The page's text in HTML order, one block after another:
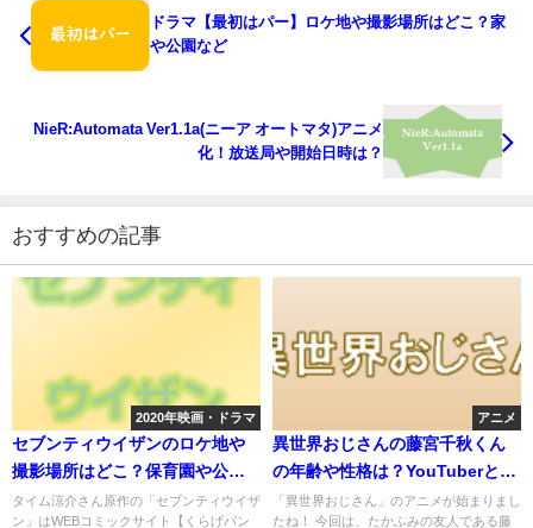
ドラマ【最初はパー】ロケ地や撮影場所はどこ？家
や公園など
NieR:Automata Ver1.1a(ニーア オートマタ)アニメ
化！放送局や開始日時は？
おすすめの記事
2020年映画・ドラマ
セブンティウイザンのロケ地や
撮影場所はどこ？保育園や公園
など
タイム涼介さん原作の「セブンティウイザ
ン」はWEBコミックサイト【くらげパン
アニメ
異世界おじさんの藤宮千秋くん
の年齢や性格は？YouTuberとし
ての活動は？
「異世界おじさん」のアニメが始まりまし
たね！ 今回は、たかふみの友人である藤